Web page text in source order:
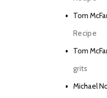
Tom
Recipe
Tom
grits
Michael